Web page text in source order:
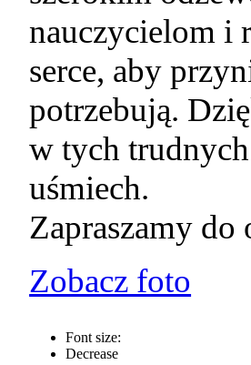
nauczycielom i
serce, aby
potrzebują.
w tych
uśmiech.
Zapraszamy
Zobacz foto
Font size:
Decrease